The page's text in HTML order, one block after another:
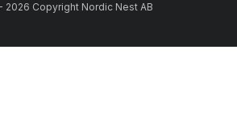
2026 Copyright Nordic Nest AB